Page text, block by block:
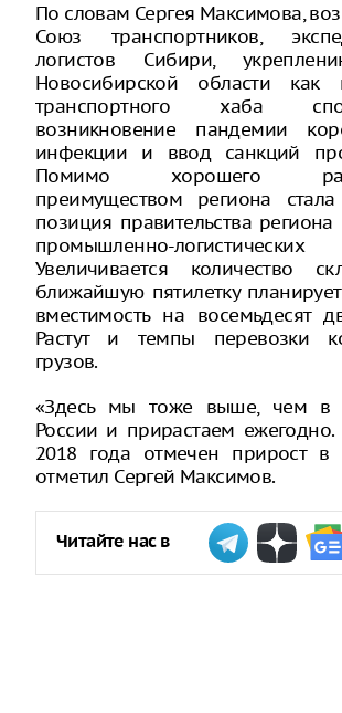
По словам Сергея Максимова,
Союз транспортников,
логистов Сибири,
Новосибирской области как
транспортного хаба
возникновение пандемии
инфекции и ввод санкций
Помимо хорошего
преимуществом региона
позиция правительства
промышленно-
Увеличивается количество
ближайшую пятилетку
вместимость на восемьдесят
Растут и темпы перевозки
грузов.
«Здесь мы тоже выше, чем в
России и прирастаем
2018 года отмечен прирост в
отметил Сергей Максимов.
Читайте нас в